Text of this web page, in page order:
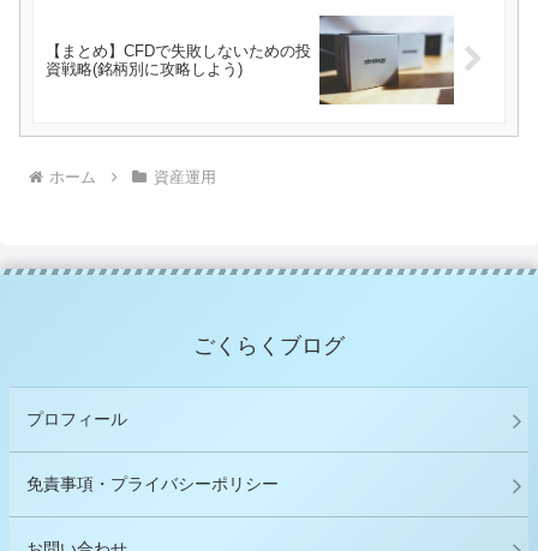
【まとめ】CFDで失敗しないための投
資戦略(銘柄別に攻略しよう)
ホーム 資産運用
ごくらくブログ
プロフィール
免責事項・プライバシーポリシー